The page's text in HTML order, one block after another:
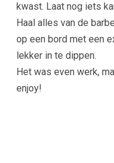
kwast. Laat nog iets
Haal alles van de
op een bord met een
lekker in te dippen.
Het was even werk,
enjoy!